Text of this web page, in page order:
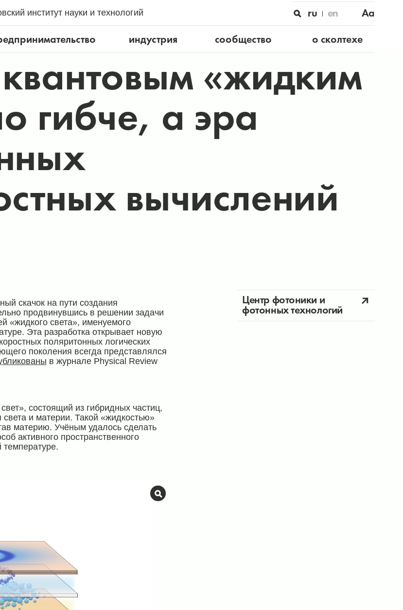
институт науки и технологий ru en
Aa
индустрия сообщество о сколтехе
«жидким
гибче, а эра
вычислений
скачок на пути создания
продвинувшись в решении задачи
«жидкого света», именуемого
Эта разработка открывает новую
поляритонных логических
поколения всегда представлялся
в журнале Physical Review
состоящий из гибридных частиц,
и материи. Такой «жидкостью»
материю. Учёным удалось сделать
активного пространственного
температуре.
Центр фотоники и
фотонных технологий